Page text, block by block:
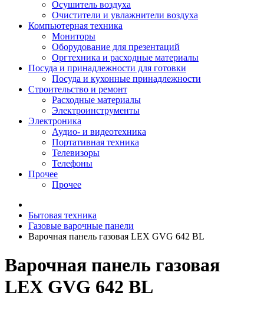
Осушитель воздуха
Очистители и увлажнители воздуха
Компьютерная техника
Мониторы
Оборудование для презентаций
Оргтехника и расходные материалы
Посуда и принадлежности для готовки
Посуда и кухонные принадлежности
Строительство и ремонт
Расходные материалы
Электроинструменты
Электроника
Аудио- и видеотехника
Портативная техника
Телевизоры
Телефоны
Прочее
Прочее
Бытовая техника
Газовые варочные панели
Варочная панель газовая LEX GVG 642 BL
Варочная панель газовая
LEX GVG 642 BL